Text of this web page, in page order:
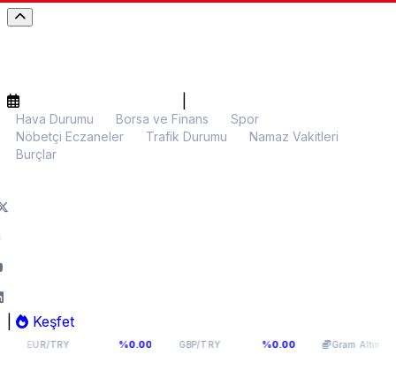
Hava Durumu Borsa ve Finans
Spor
Nöbetçi Eczaneler
Trafik Durumu
Namaz Vakitleri
Burçlar
Keşfet
54,9398 %0.00 GBP/TRY 64,131 %0.00 Gram Altın6.087,90